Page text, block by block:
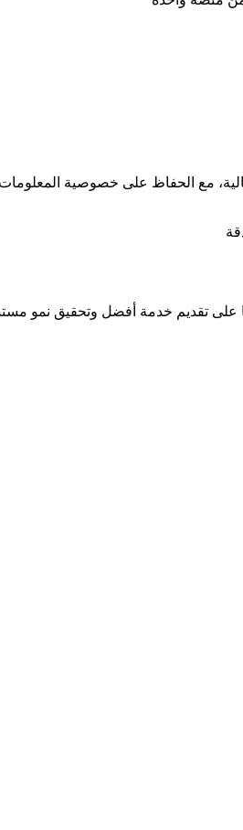
مع الحفاظ على خصوصية